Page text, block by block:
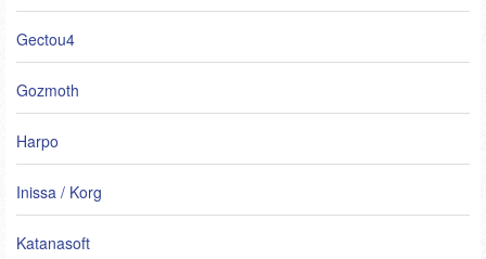
Gectou4
Gozmoth
Harpo
Inissa / Korg
Katanasoft